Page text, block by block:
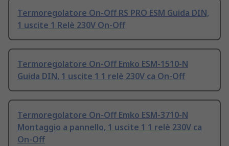
Termoregolatore On-Off RS PRO ESM Guida DIN,
1 uscite 1 Relè 230V On-Off
Termoregolatore On-Off Emko ESM-1510-N
Guida DIN, 1 uscite 1 1 relè 230V ca On-Off
Termoregolatore On-Off Emko ESM-3710-N
Montaggio a pannello, 1 uscite 1 1 relè 230V ca
On-Off